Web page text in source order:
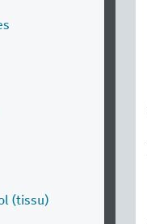
(tissu)